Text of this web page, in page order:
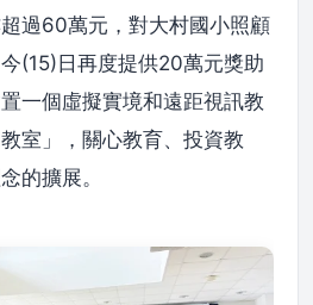
過60萬元，對大村國小照顧
(15)日再度提供20萬元獎助
一個虛擬實境和遠距視訊教
室」，關心教育、投資教
的擴展。